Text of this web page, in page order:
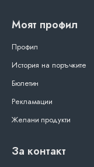
Моят профил
Профил
История на поръчките
Бюлетин
Рекламации
Желани продукти
За контакт